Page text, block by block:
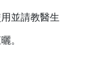
並請教醫生
。